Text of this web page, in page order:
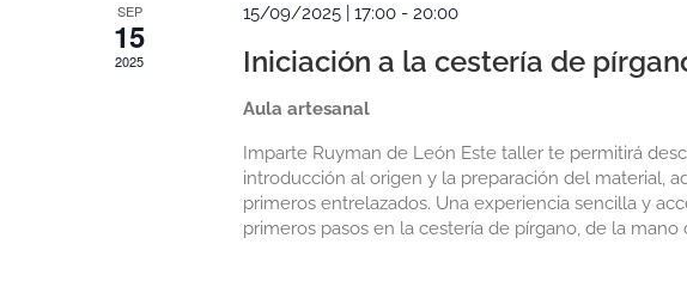
SEP
15
2025
15/09/2025 | 17:00- 20:00
Iniciación a la cestería de
Aula artesanal
Imparte Ruyman de León Este taller te permitirá
introducción al origen y la preparación del material,
primeros entrelazados. Una experiencia sencilla y
primeros pasos en la cestería de pírgano, de la mano